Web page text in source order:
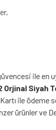
ile en
Orjinal Siyah
ile ödeme
ürünler ve